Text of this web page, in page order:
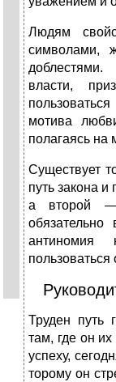
Людям
символами,
доб­лестями.
власти,
мотива
полагаясь на
Существует
путь закона
а второй —
антиномия
Труден путь
там, где он
успеху,
торому он